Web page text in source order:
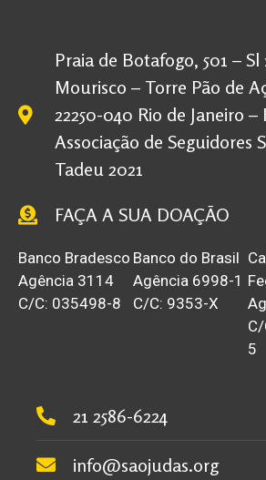
Praia de Botafogo, 501 – Sl
Mourisco – Torre Pão de
22250-040 Rio de Janeiro –
Associação de Seguidores
Tadeu 2021
FAÇA A SUA DOAÇÃO
Banco Bradesco
Agência 3114
C/C: 035498-8
Banco do Brasil
Agência 6998-1
C/C: 9353-X
5
21 2586-6224
info@saojudas.org